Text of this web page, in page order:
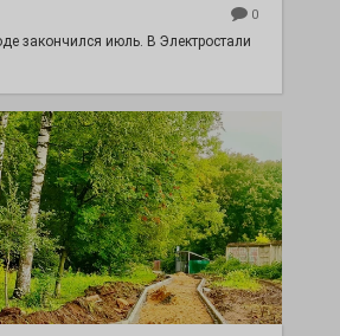
0
закончился июль. В Электростали